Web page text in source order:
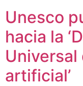
Unesco
hacia la
artificial’